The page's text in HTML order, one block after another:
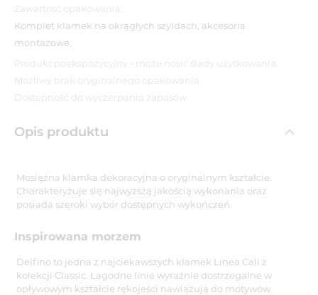
Zawartość opakowania:
Komplet klamek na okrągłych szyldach, akcesoria
montażowe.
Produkt poekspozycyjny - może nosić ślady użytkowania.
Możliwy brak oryginalnego opakowania.
Dostępność do wyczerpania zapasów.
Opis produktu
Mosiężna klamka dekoracyjna o oryginalnym kształcie.
Charakteryzuje się najwyższą jakością wykonania oraz
posiada szeroki wybór dostępnych wykończeń.
Inspirowana morzem
Delfino to jedna z najciekawszych klamek Linea Cali z
kolekcji Classic. Łagodne linie wyraźnie dostrzegalne w
opływowym kształcie rękojeści nawiązują do motywów